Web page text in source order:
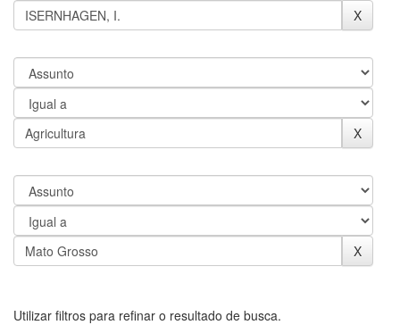
Utilizar filtros para refinar o resultado de busca.